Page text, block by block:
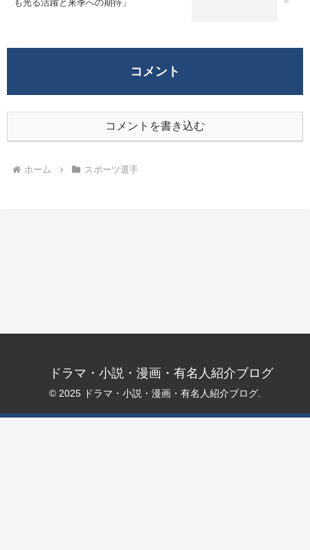
も光る活躍と来季への期待」
コメント
コメントを書き込む
ホーム スポーツ選手
ドラマ・小説・漫画・有名人紹介ブログ
© 2025 ドラマ・小説・漫画・有名人紹介ブログ.